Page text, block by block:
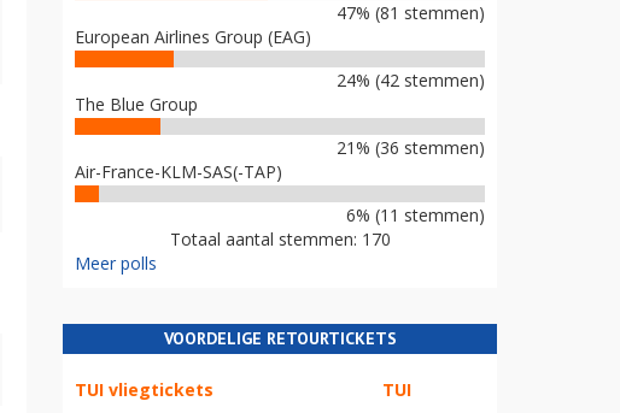
47% (81 stemmen)
European Airlines Group (EAG)
24% (42 stemmen)
The Blue Group
21% (36 stemmen)
Air-France-KLM-SAS(-TAP)
6% (11 stemmen)
Totaal aantal stemmen: 170
Meer polls
VOORDELIGE RETOURTICKETS
TUI vliegtickets TUI